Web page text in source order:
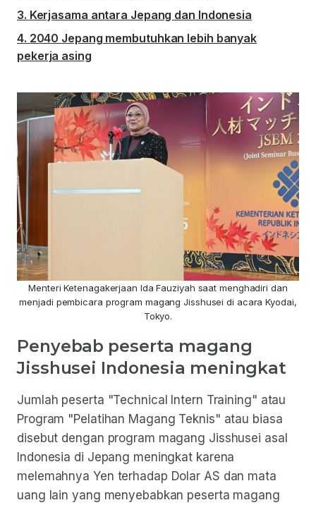
Kerjasama antara Jepang dan Indonesia
2040 Jepang membutuhkan lebih banyak
pekerja asing
Menteri Ketenagakerjaan Ida Fauziyah saat menghadiri dan
menjadi pembicara program magang Jisshusei di acara Kyodai,
Tokyo.
Penyebab peserta magang
Jisshusei Indonesia meningkat
Jumlah peserta "Technical Intern Training" atau
Program "Pelatihan Magang Teknis" atau biasa
disebut dengan program magang Jisshusei asal
Indonesia di Jepang meningkat karena
melemahnya Yen terhadap Dolar AS dan mata
uang lain yang menyebabkan peserta magang